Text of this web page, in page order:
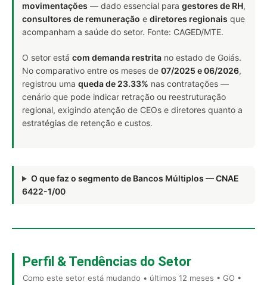
movimentações — dado essencial para gestores de RH,
consultores de remuneração e diretores regionais que
acompanham a saúde do setor. Fonte: CAGED/MTE.
O setor está com demanda restrita no estado de Goiás.
No comparativo entre os meses de 07/2025 e 06/2026,
registrou uma queda de 23.33% nas contratações —
cenário que pode indicar retração ou reestruturação
regional, exigindo atenção de CEOs e diretores quanto a
estratégias de retenção e custos.
O que faz o segmento de Bancos Múltiplos — CNAE
6422-1/00
Perfil & Tendências do Setor
Como este setor está mudando • últimos 12 meses • GO •